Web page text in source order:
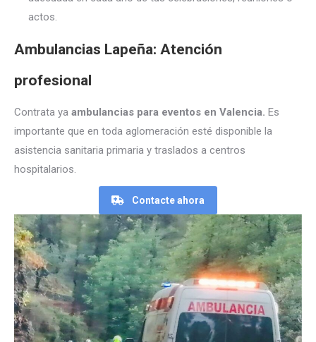
actos.
Ambulancias Lapeña: Atención
profesional
Contrata ya ambulancias para eventos en Valencia. Es
importante que en toda aglomeración esté disponible la
asistencia sanitaria primaria y traslados a centros
hospitalarios.
Contacte ahora